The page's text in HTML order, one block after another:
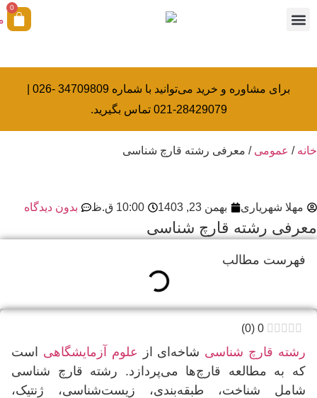
0
28429079-021 تماس بگیرید.
خانه / عمومی / معرفی رشته قارچ شناسی
مهلا شهریاری بهمن 23, 1403 10:00 ق.ظ بدون دیدگاه
معرفی رشته قارچ شناسی
فهرست مطالب
0
(
0
)
رشته قارچ‌ شناسی شاخه‌ای از علوم آزمایشگاهی است
که به مطالعه قارچ‌ها می‌پردازد. رشته قارچ شناسی
شامل شناخت، طبقه‌بندی، زیست‌شناسی، ژنتیک،